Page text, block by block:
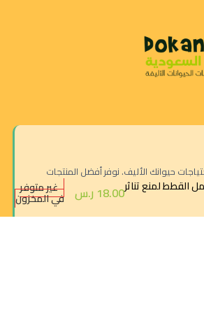
حيوانك الأليف. نوفر أفضل المنتجات
القطط لمنع تناثر18.00 ر.س غير متوفر
في المخزون